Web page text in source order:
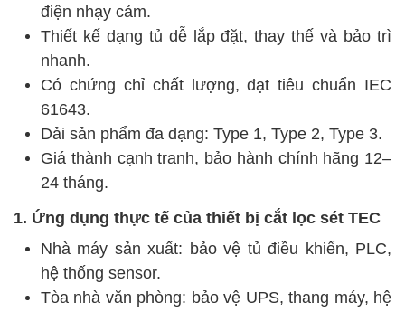
điện nhạy cảm.
Thiết kế dạng tủ dễ lắp đặt, thay thế và bảo trì
nhanh.
Có chứng chỉ chất lượng, đạt tiêu chuẩn IEC
61643.
Dải sản phẩm đa dạng: Type 1, Type 2, Type 3.
Giá thành cạnh tranh, bảo hành chính hãng 12–
24 tháng.
1. Ứng dụng thực tế của thiết bị cắt lọc sét TEC
Nhà máy sản xuất: bảo vệ tủ điều khiển, PLC,
hệ thống sensor.
Tòa nhà văn phòng: bảo vệ UPS, thang máy, hệ